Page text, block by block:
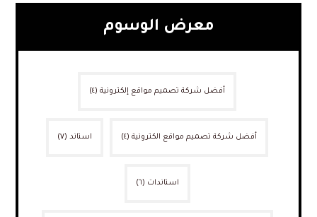
معرض الوسوم
أفضل شركة تصميم مواقع إلكترونية (٤)
أفضل شركة تصميم مواقع الكترونية (٤) استاند (٧)
استاندات (٦)